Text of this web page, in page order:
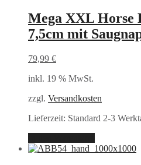
Mega XXL Horse
7,5cm mit
79,99 €
inkl. 19 % MwSt.
zzgl. Versandkosten
Lieferzeit: Standard 2-3